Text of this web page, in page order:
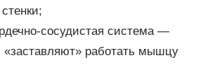
сосудистая система —
«заставляют» работать мышцу